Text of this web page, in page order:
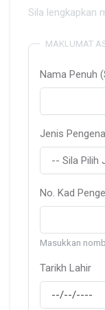
Sila lengkapkan
MAKLUMAT
Nama Penuh
Jenis
No. Kad
Masukkan
Tarikh Lahir